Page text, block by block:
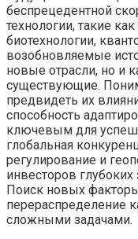
беспрецедентной
технологии, такие
биотехнологии,
возобновляемые
новые отрасли, но и
существующие.
предвидеть их
способность
ключевым для
глобальная
регулирование и
инвесторов
Поиск новых
перераспределение
сложными задачами.